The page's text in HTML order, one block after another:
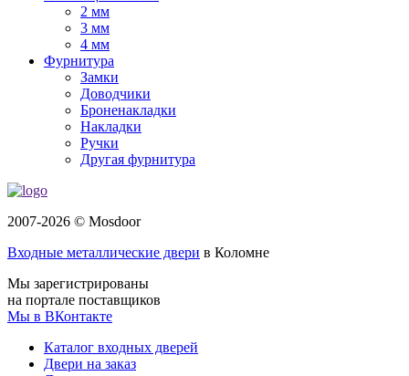
2 мм
3 мм
4 мм
Фурнитура
Замки
Доводчики
Броненакладки
Накладки
Ручки
Другая фурнитура
2007-2026 © Mosdoor
Входные металлические двери в Коломне
Мы зарегистрированы
на портале поставщиков
Мы в ВКонтакте
Каталог входных дверей
Двери на заказ